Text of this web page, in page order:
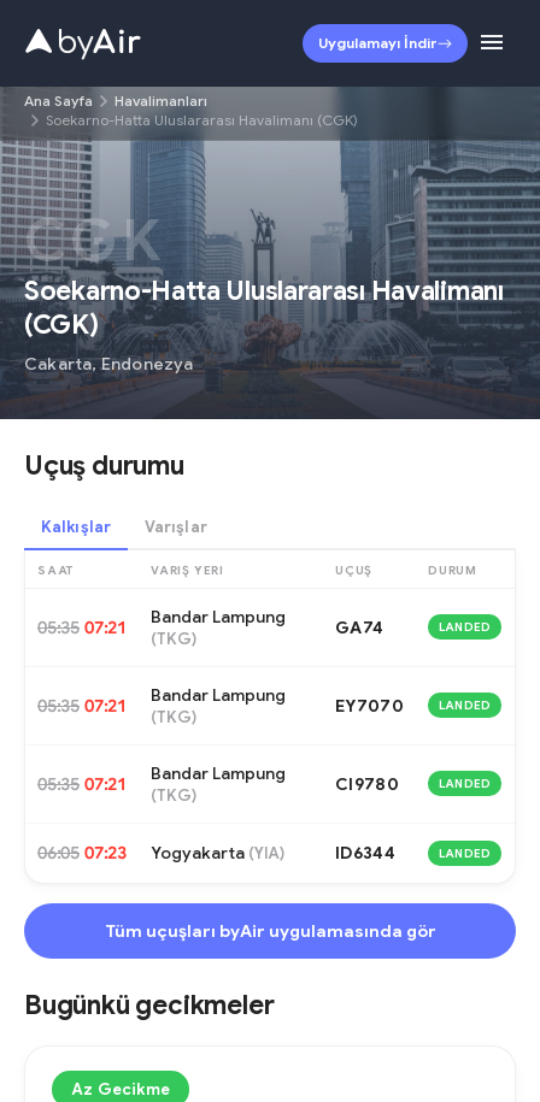
Uygulamayı İndir
Ana Sayfa
Havalimanları
Soekarno-Hatta Uluslararası Havalimanı (CGK)
CGK
Soekarno-Hatta Uluslararası Havalimanı
(CGK)
Cakarta,Endonezya
Uçuş durumu
Kalkışlar Varışlar
SAAT VARIŞ YERI UÇUŞ DURUM
05:35 07:21 Bandar Lampung
(TKG)
GA74 LANDED
05:35 07:21 Bandar Lampung
(TKG)
EY7070 LANDED
05:35 07:21 Bandar Lampung
(TKG)
CI9780 LANDED
06:05 07:23 Yogyakarta (YIA) ID6344 LANDED
Tüm uçuşları byAir uygulamasında gör
Bugünkü gecikmeler
Az Gecikme